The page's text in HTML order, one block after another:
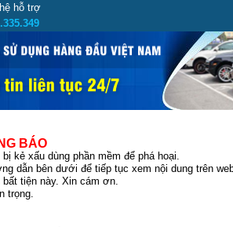
hỗ trợ
BÁO
kẻ xấu dùng phần mềm để phá hoại.
dẫn bên dưới để tiếp tục xem nội dung trên
tiện này. Xin cám ơn.
trọng.